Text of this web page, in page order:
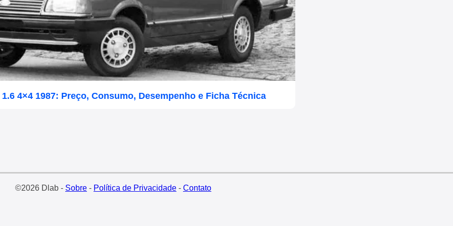
4×4 1987: Preço, Consumo, Desempenho e Ficha Técnica
©2026 Dlab - Sobre- Política de Privacidade- Contato